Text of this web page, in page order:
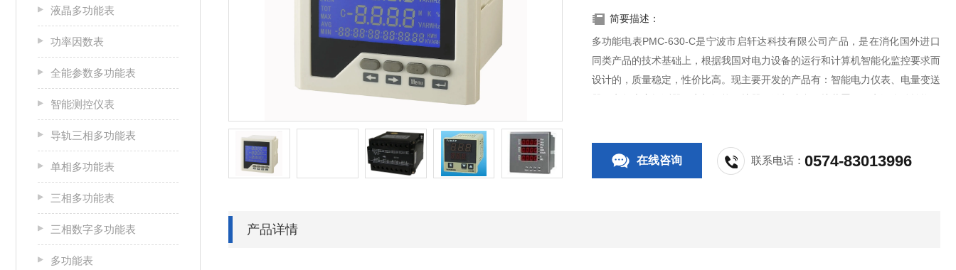
液晶多功能表
功率因数表
全能参数多功能表
智能测控仪表
导轨三相多功能表
单相多功能表
三相多功能表
三相数字多功能表
多功能表
简要描述：
多功能电表PMC-630-C是宁波市启轩达科技有限公司产品，是在消化国外进口
同类产品的技术基础上，根据我国对电力设备的运行和计算机智能化监控要求而
设计的，质量稳定，性价比高。现主要开发的产品有：智能电力仪表、电量变送
器、电气火灾探测器、电机智能保护器、微机综合保护装置、双电源自动转换开
在线咨询 联系电话：0574-83013996
产品详情